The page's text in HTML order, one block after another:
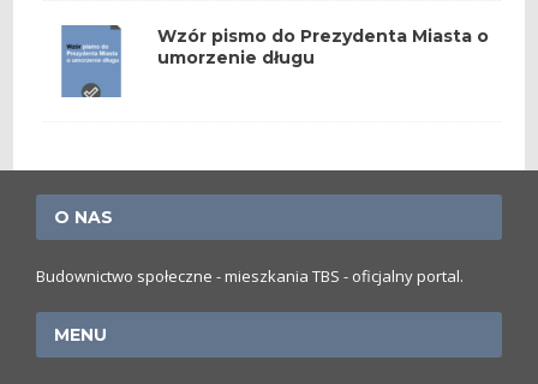
Wzór pismo do Prezydenta Miasta o
umorzenie długu
O NAS
Budownictwo społeczne - mieszkania TBS - oficjalny portal.
MENU